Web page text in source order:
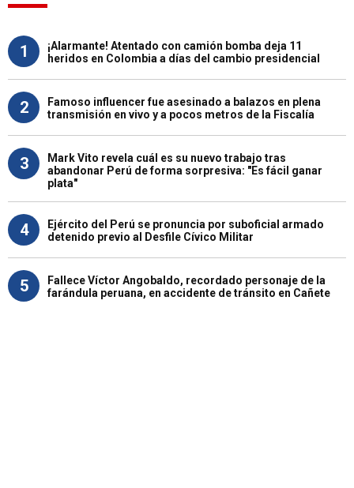
1
¡Alarmante! Atentado con camión bomba deja 11
heridos en Colombia a días del cambio presidencial
2
Famoso influencer fue asesinado a balazos en plena
transmisión en vivo y a pocos metros de la Fiscalía
3
Mark Vito revela cuál es su nuevo trabajo tras
abandonar Perú de forma sorpresiva: "Es fácil ganar
plata"
4
Ejército del Perú se pronuncia por suboficial armado
detenido previo al Desfile Cívico Militar
5
Fallece Víctor Angobaldo, recordado personaje de la
farándula peruana, en accidente de tránsito en Cañete